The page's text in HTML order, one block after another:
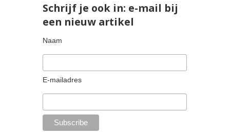
Schrijf je ook in: e-mail bij
een nieuw artikel
Naam
E-mailadres